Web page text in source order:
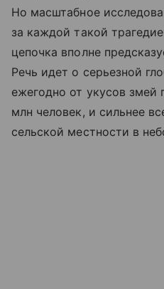
Но масштабное
за каждой такой
цепочка вполне
Речь идет о серьезной
ежегодно от укусов змей
млн человек, и сильнее
сельской местности в